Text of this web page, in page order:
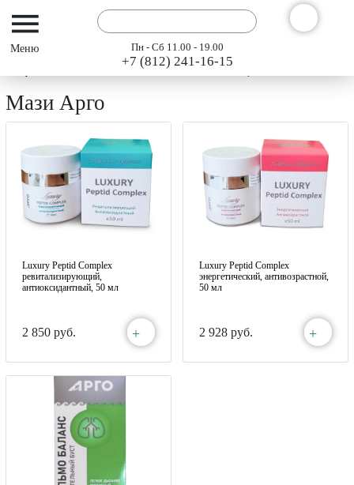
Пн - Сб 11.00 - 19.00
+7 (812) 241-16-15
Каталог
Мази Арго
Luxury Peptid Complex
ревитализирующий,
антиоксидантный, 50 мл
2 850 руб. +
Luxury Peptid Complex
энергетический, антивозрастной,
50 мл
2 928 руб. +